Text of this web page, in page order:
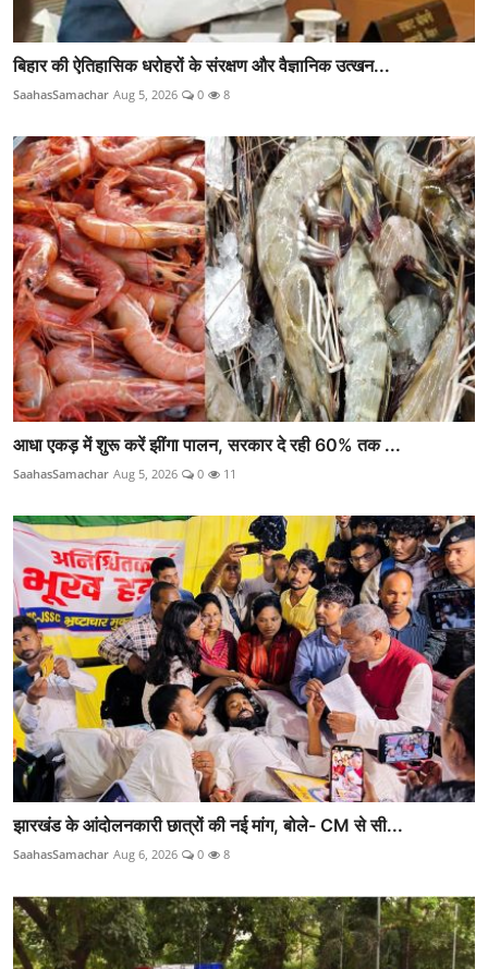
बिहार की ऐतिहासिक धरोहरों के संरक्षण और वैज्ञानिक उत्खन...
SaahasSamachar Aug 5, 2026 0 8
आधा एकड़ में शुरू करें झींगा पालन, सरकार दे रही 60% तक ...
SaahasSamachar Aug 5, 2026 0 11
झारखंड के आंदोलनकारी छात्रों की नई मांग, बोले- CM से सी...
SaahasSamachar Aug 6, 2026 0 8